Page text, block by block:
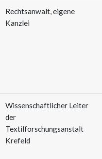
Rechtsanwalt, eigene
Kanzlei
Wissenschaftlicher Leiter
der
Textilforschungsanstalt
Krefeld